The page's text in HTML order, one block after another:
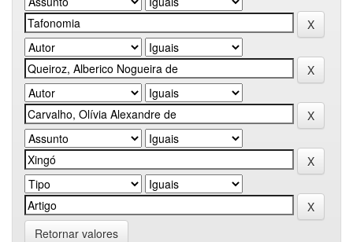
Retornar valores